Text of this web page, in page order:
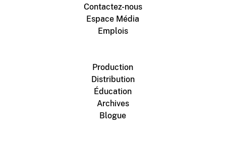
Contactez-nous
Espace Média
Emplois
Production
Distribution
Éducation
Archives
Blogue